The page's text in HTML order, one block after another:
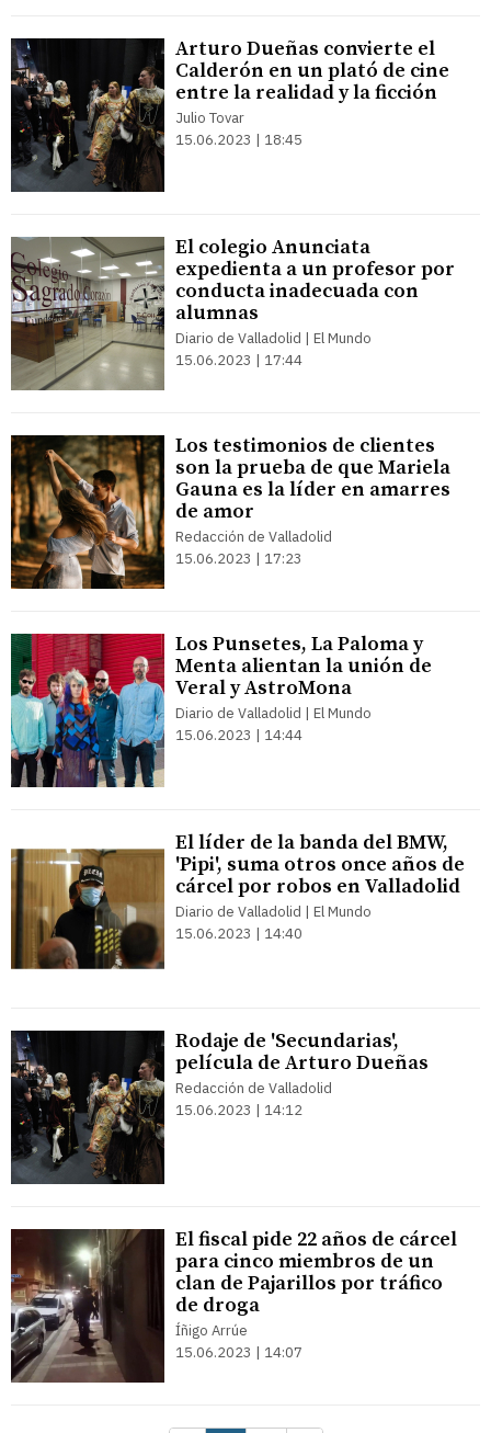
Arturo Dueñas convierte el
Calderón en un plató de cine
entre la realidad y la ficción
Julio Tovar
15.06.2023 | 18:45
El colegio Anunciata
expedienta a un profesor por
conducta inadecuada con
alumnas
Diario de Valladolid | El Mundo
15.06.2023 | 17:44
Los testimonios de clientes
son la prueba de que Mariela
Gauna es la líder en amarres
de amor
Redacción de Valladolid
15.06.2023 | 17:23
Los Punsetes, La Paloma y
Menta alientan la unión de
Veral y AstroMona
Diario de Valladolid | El Mundo
15.06.2023 | 14:44
El líder de la banda del BMW,
'Pipi', suma otros once años de
cárcel por robos en Valladolid
Diario de Valladolid | El Mundo
15.06.2023 | 14:40
Rodaje de 'Secundarias',
película de Arturo Dueñas
Redacción de Valladolid
15.06.2023 | 14:12
El fiscal pide 22 años de cárcel
para cinco miembros de un
clan de Pajarillos por tráfico
de droga
Íñigo Arrúe
15.06.2023 | 14:07